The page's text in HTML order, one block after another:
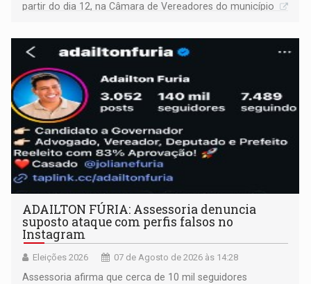
partir do dia 12, na Câmara de Vereadores do município
ADAILTON FÚRIA: Assessoria denuncia
suposto ataque com perfis falsos no
Instagram
Eleições 2026 07 de Agosto de 2026 às 14:28
Assessoria afirma que cerca de 10 mil seguidores